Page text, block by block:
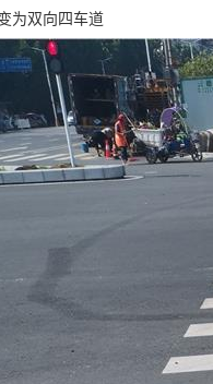
为双向四车道